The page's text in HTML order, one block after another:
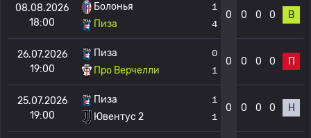
08.08.2026
18:00
Болонья
Пиза
1
4
0 0 0 0 В
26.07.2026
19:00
Пиза
Про Верчелли
0
1
0 0 0 0 П
25.07.2026
19:00
Пиза
Ювентус 2
1
1
0 0 0 0 Н